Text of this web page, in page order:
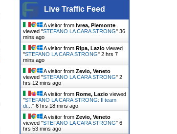
Live Traffic Feed
A visitor from Ivrea, Piemonte
viewed "STEFANO LA CARA STRONG" 37
mins ago
A visitor from Ripa, Lazio viewed
"STEFANO LA CARA STRONG" 2 hrs 7
mins ago
A visitor from Zevio, Veneto
viewed "STEFANO LA CARA STRONG" 2
hrs 12 mins ago
A visitor from Rome, Lazio viewed
"STEFANO LA CARA STRONG: Il team
di… " 6 hrs 18 mins ago
A visitor from Zevio, Veneto
viewed "STEFANO LA CARA STRONG" 6
hrs 53 mins ago